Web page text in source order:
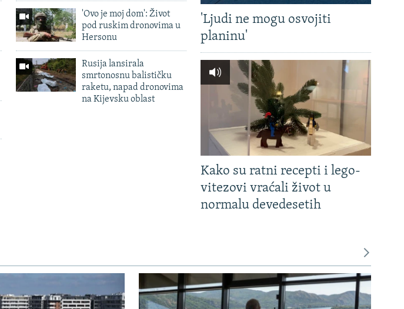
'Ovo je moj dom': Život
pod ruskim dronovima u
Hersonu
Rusija lansirala
smrtonosnu balističku
raketu, napad dronovima
na Kijevsku oblast
'Ljudi ne mogu osvojiti
planinu'
Kako su ratni recepti i lego-
vitezovi vraćali život u
normalu devedesetih